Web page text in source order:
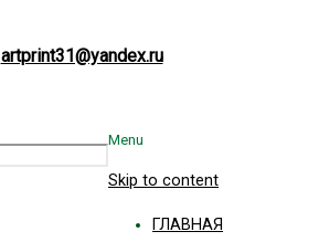
artprint31@yandex.ru
Menu
Skip to content
ГЛАВНАЯ